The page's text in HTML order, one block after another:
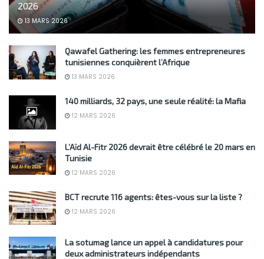
2026
13 MARS 2026
Qawafel Gathering: les femmes entrepreneures
tunisiennes conquièrent l’Afrique
13 MARS 2026
140 milliards, 32 pays, une seule réalité: la Mafia
12 MARS 2026
L’Aïd Al-Fitr 2026 devrait être célébré le 20 mars en
Tunisie
12 MARS 2026
BCT recrute 116 agents: êtes-vous sur la liste ?
12 MARS 2026
La sotumag lance un appel à candidatures pour
deux administrateurs indépendants